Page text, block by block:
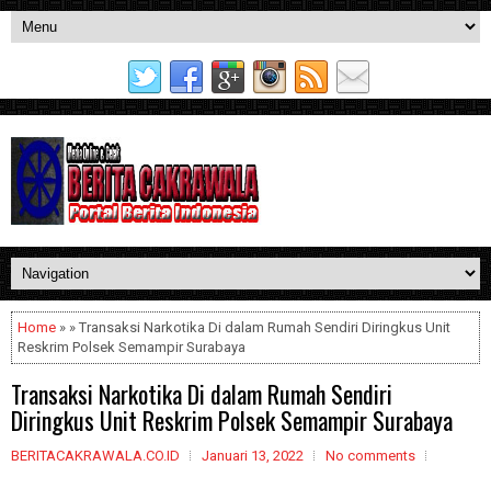
Home » » Transaksi Narkotika Di dalam Rumah Sendiri Diringkus Unit
Reskrim Polsek Semampir Surabaya
Transaksi Narkotika Di dalam Rumah Sendiri
Diringkus Unit Reskrim Polsek Semampir Surabaya
BERITACAKRAWALA.CO.ID Januari 13, 2022 No comments